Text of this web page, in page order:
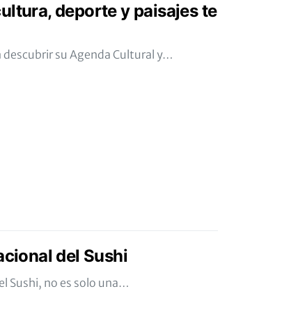
deporte y paisajes te
su Agenda Cultural y…
del Sushi
Sushi, no es solo una…